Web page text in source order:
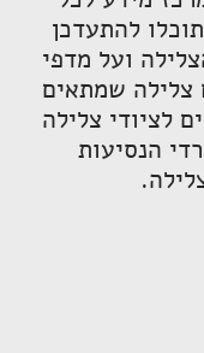
להתעדכן
ועל מדפי
צלילה שמתאים
לציודי צלילה
הנסיעות